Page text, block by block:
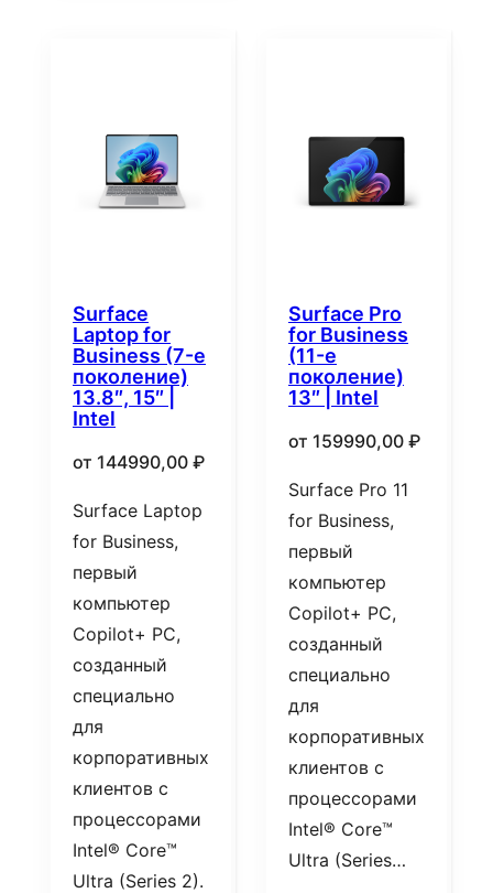
Surface
Laptop for
Business (7-е
поколение)
13.8″, 15″ |
Intel
от 144990,00 ₽
Surface Laptop
for Business,
первый
компьютер
Copilot+ PC,
созданный
специально
для
корпоративных
клиентов с
процессорами
Intel® Core™
Ultra (Series 2).
Surface Pro
for Business
(11-е
поколение)
13″ | Intel
от 159990,00 ₽
Surface Pro 11
for Business,
первый
компьютер
Copilot+ PC,
созданный
специально
для
корпоративных
клиентов с
процессорами
Intel® Core™
Ultra (Series…